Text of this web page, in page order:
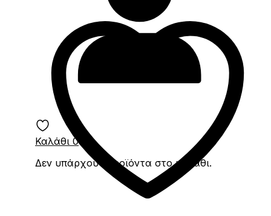
Καλάθι 0
Δεν υπάρχουν προϊόντα στο καλάθι.